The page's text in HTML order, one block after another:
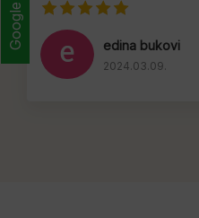
Google edina bukovi
2024.03.09.